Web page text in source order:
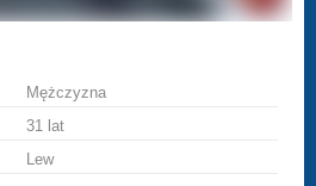
Mężczyzna
31 lat
Lew